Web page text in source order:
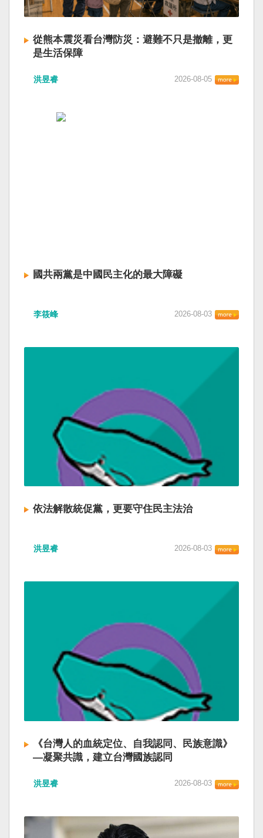
從熊本震災看台灣防災：避難不只是撤離，更
是生活保障
洪昱睿 2026-08-05
國共兩黨是中國民主化的最大障礙
李筱峰 2026-08-03
依法解散統促黨，更要守住民主法治
洪昱睿 2026-08-03
《台灣人的血統定位、自我認同、民族意識》
—凝聚共識，建立台灣國族認同
洪昱睿 2026-08-03